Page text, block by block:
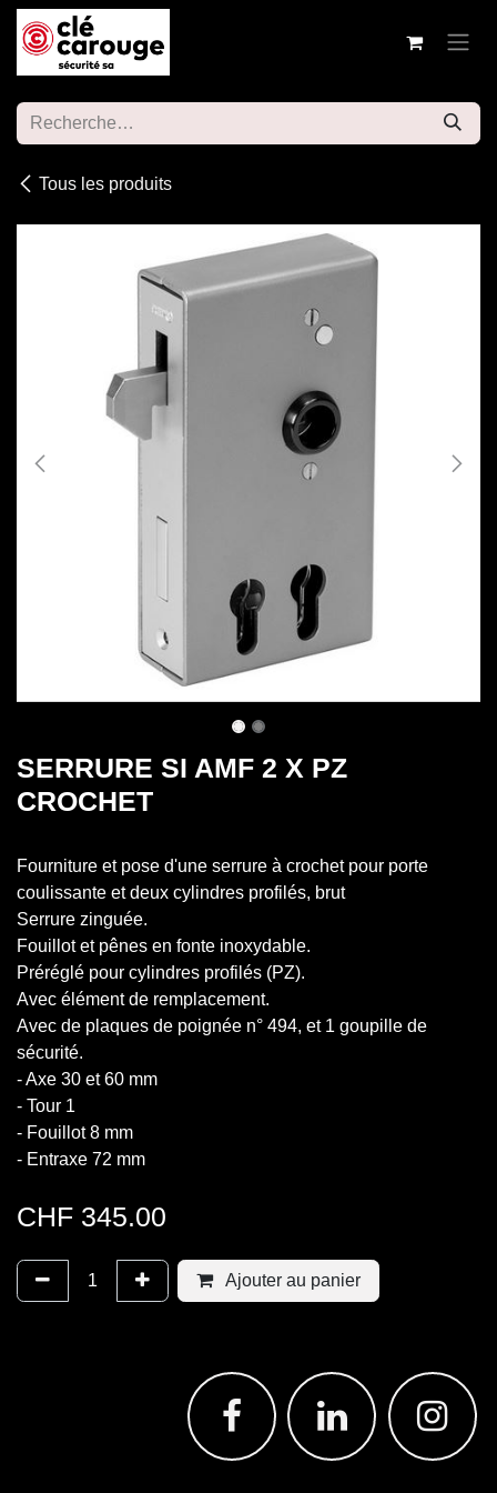
Se rendre au contenu
Tous les produits
SERRURE SI AMF 2 X PZ
CROCHET
Fourniture et pose d'une serrure à crochet pour porte
coulissante et deux cylindres profilés, brut
Serrure zinguée.
Fouillot et pênes en fonte inoxydable.
Préréglé pour cylindres profilés (PZ).
Avec élément de remplacement.
Avec de plaques de poignée n° 494, et 1 goupille de
sécurité.
- Axe 30 et 60 mm
- Tour 1
- Fouillot 8 mm
- Entraxe 72 mm
CHF 345.00
Ajouter au panier